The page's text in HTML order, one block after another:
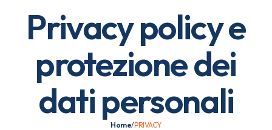
Privacy policy e
protezione dei
dati personali
Home/PRIVACY